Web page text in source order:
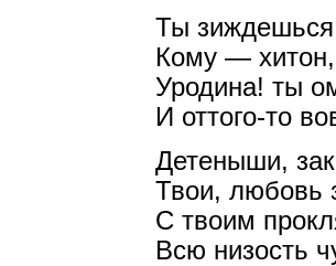
Ты зиждешься
Кому —
Уродина! ты
И оттого-то
Детеныши,
Твои, любовь
С твоим
Всю низость